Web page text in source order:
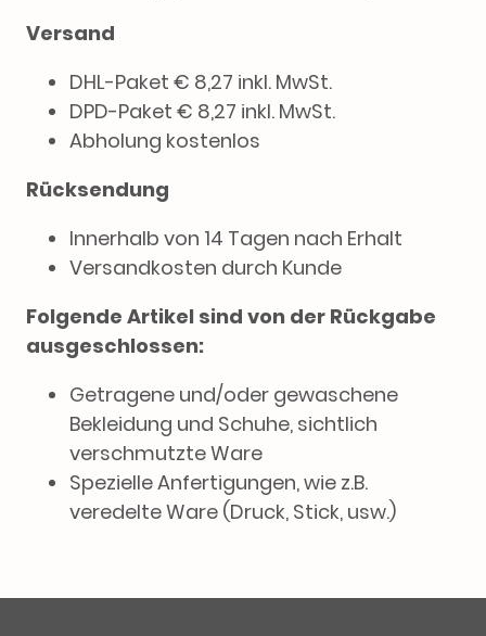
Versand
DHL-Paket € 8,27 inkl. MwSt.
DPD-Paket € 8,27 inkl. MwSt.
Abholung kostenlos
Rücksendung
Innerhalb von 14 Tagen nach Erhalt
Versandkosten durch Kunde
Folgende Artikel sind von der Rückgabe
ausgeschlossen:
Getragene und/oder gewaschene
Bekleidung und Schuhe, sichtlich
verschmutzte Ware
Spezielle Anfertigungen, wie z.B.
veredelte Ware (Druck, Stick, usw.)